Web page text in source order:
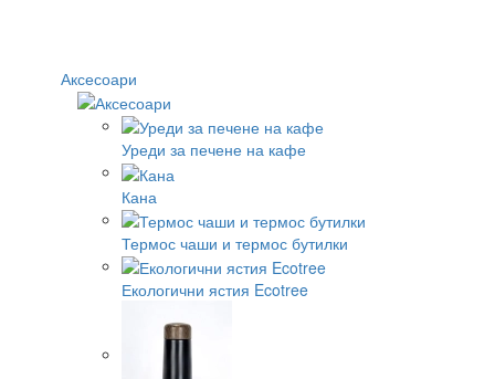
Аксесоари
Уреди за печене на кафе
Кана
Термос чаши и термос бутилки
Екологични ястия Ecotree